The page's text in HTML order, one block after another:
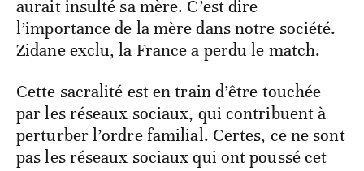
aurait insulté sa mère. C’est dire
l’importance de la mère dans notre société.
Zidane exclu, la France a perdu le match.
Cette sacralité est en train d’être touchée
par les réseaux sociaux, qui contribuent à
perturber l’ordre familial. Certes, ce ne sont
pas les réseaux sociaux qui ont poussé cet